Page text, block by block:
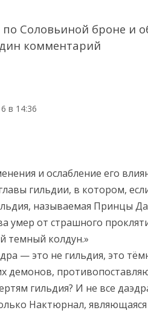
Соловьиной броне и
комментарий
в 14:36
и ослабление его
гильдии, в котором,
называемая Принцы
умер от страшного
темный колдун.»
— это не гильдия, это
демонов,
гильдия? И не все
Нактюрнал,